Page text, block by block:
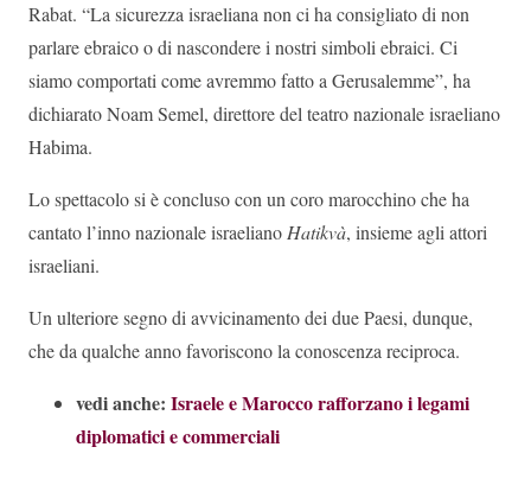
Rabat. “La sicurezza israeliana non ci ha consigliato di non
parlare ebraico o di nascondere i nostri simboli ebraici. Ci
siamo comportati come avremmo fatto a Gerusalemme”, ha
dichiarato Noam Semel, direttore del teatro nazionale israeliano
Habima.
Lo spettacolo si è concluso con un coro marocchino che ha
cantato l’inno nazionale israeliano Hatikvà, insieme agli attori
israeliani.
Un ulteriore segno di avvicinamento dei due Paesi, dunque,
che da qualche anno favoriscono la conoscenza reciproca.
vedi anche: Israele e Marocco rafforzano i legami
diplomatici e commerciali